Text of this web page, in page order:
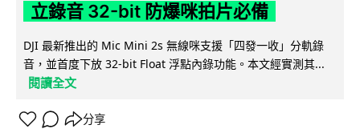
立錄音 32-bit 防爆咪拍片必備
DJI 最新推出的 Mic Mini 2s 無線咪支援「四發一收」分軌錄
音，並首度下放 32-bit Float 浮點內錄功能。本文經實測其...
閱讀全文
分享